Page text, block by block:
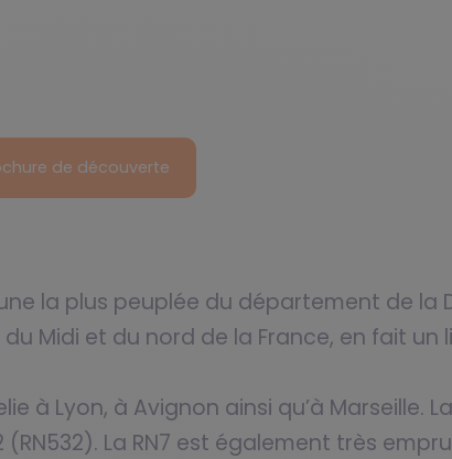
de découverte
la plus peuplée du département de la
Midi et du nord de la France, en fait un
à Lyon, à Avignon ainsi qu’à Marseille.
La RN7 est également très